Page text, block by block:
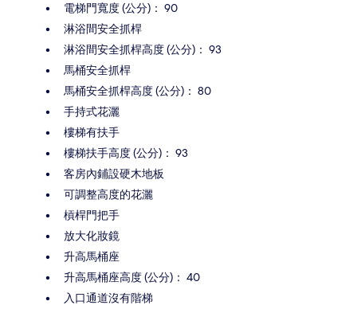
電梯門寬度 (公分)： 90
淋浴間安全抓桿
淋浴間安全抓桿高度 (公分)： 93
馬桶安全抓桿
馬桶安全抓桿高度 (公分)： 80
手持式花灑
樓梯有扶手
樓梯扶手高度 (公分)： 93
客房內鋪設硬木地板
可調整高度的花灑
槓桿門把手
放大化妝鏡
升高馬桶座
升高馬桶座高度 (公分)： 40
入口通道沒有階梯